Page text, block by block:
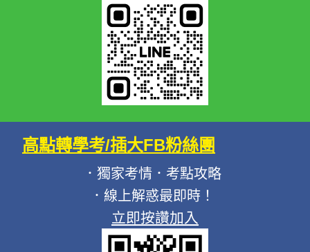
高點轉學考/插大FB粉絲團
．獨家考情．考點攻略
．線上解惑最即時！
立即按讚加入